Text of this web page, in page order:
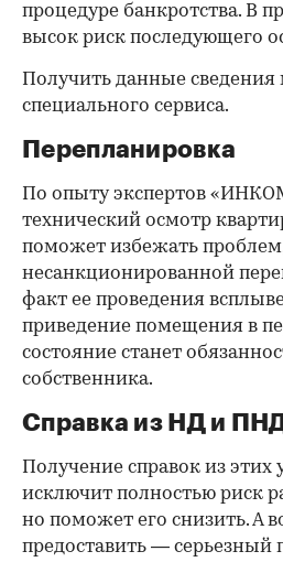
процедуре банкротства. В
высок риск последующего
Получить данные
специального сервиса.
Перепланировка
По опыту экспертов
технический осмотр
поможет избежать
несанкционированной
факт ее проведения
приведение помещения в
состояние станет
собственника.
Справка из НД и
Получение справок из
исключит полностью риск
но поможет его снизить. А
предоставить — серьезный